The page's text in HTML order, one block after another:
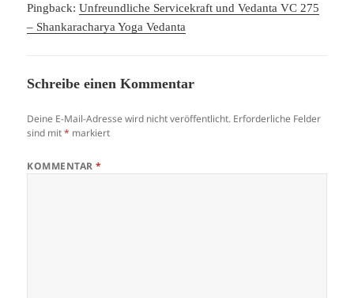
Pingback:Unfreundliche Servicekraft und Vedanta VC 275
– Shankaracharya Yoga Vedanta
Schreibe einen Kommentar
Deine E-Mail-Adresse wird nicht veröffentlicht. Erforderliche Felder
sind mit* markiert
KOMMENTAR*